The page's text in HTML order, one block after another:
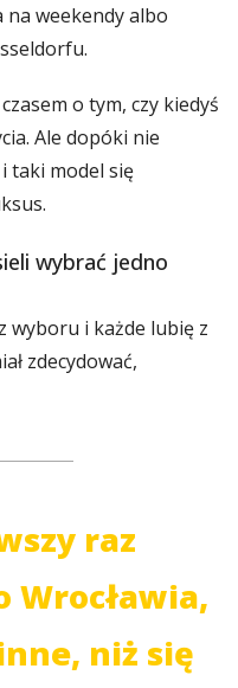
na weekendy albo
o tym, czy kiedyś
Ale dopóki nie
taki model się
wybrać jedno
wyboru i każde lubię z
zdecydować,
raz
Wrocławia,
niż się